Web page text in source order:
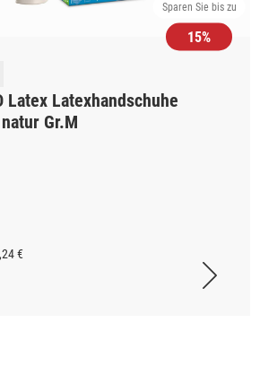
Sparen Sie bis zu
15%
Latex Latexhandschuhe
Gr.M
€